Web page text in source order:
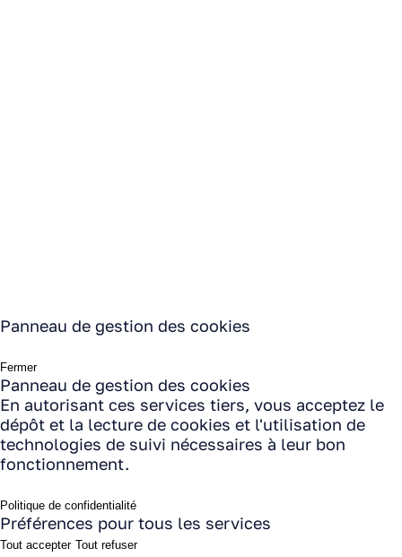
Panneau de gestion des cookies
Fermer
Panneau de gestion des cookies
En autorisant ces services tiers, vous acceptez le
dépôt et la lecture de cookies et l'utilisation de
technologies de suivi nécessaires à leur bon
fonctionnement.
Politique de confidentialité
Préférences pour tous les services
Tout accepter Tout refuser